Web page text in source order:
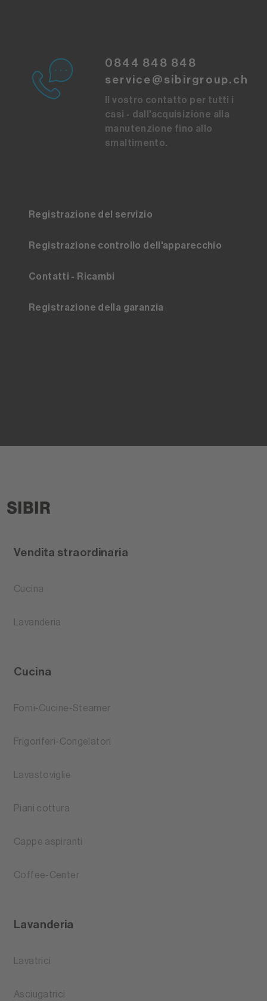
0844 848 848
service@sibirgroup.ch
Il vostro contatto per tutti i
casi - dall'acquisizione alla
manutenzione fino allo
smaltimento.
Registrazione del servizio
Registrazione controllo dell'apparecchio
Contatti - Ricambi
Registrazione della garanzia
Vendita straordinaria
Cucina
Lavanderia
Cucina
Forni-Cucine-Steamer
Frigoriferi-Congelatori
Lavastoviglie
Piani cottura
Cappe aspiranti
Coffee-Center
Lavanderia
Lavatrici
Asciugatrici